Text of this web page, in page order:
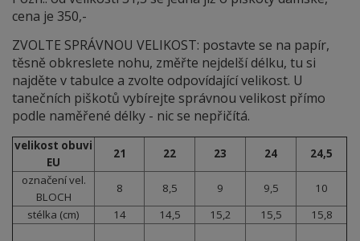
cena je 350,-
ZVOLTE SPRÁVNOU VELIKOST: postavte se na papír,
těsně obkreslete nohu, změřte nejdelší délku, tu si
najděte v tabulce a zvolte odpovídající velikost. U
tanečních piškotů vybírejte správnou velikost přímo
podle naměřené délky - nic se nepřičítá.
velikost obuvi
EU
21 22 23 24
24,5
označení vel.
BLOCH
8 8,5 9 9,5
10
stélka (cm)
14 14,5 15,2 15,5 15,8